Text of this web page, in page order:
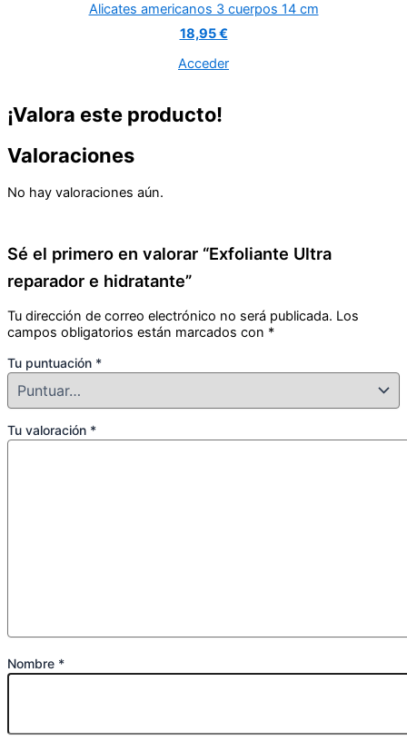
Alicates americanos 3 cuerpos 14 cm
18,95 €
Acceder
¡Valora este producto!
Valoraciones
No hay valoraciones aún.
Sé el primero en valorar “Exfoliante Ultra
reparador e hidratante”
Tu dirección de correo electrónico no será publicada. Los
campos obligatorios están marcados con *
Tu puntuación *
Tu valoración *
Nombre *